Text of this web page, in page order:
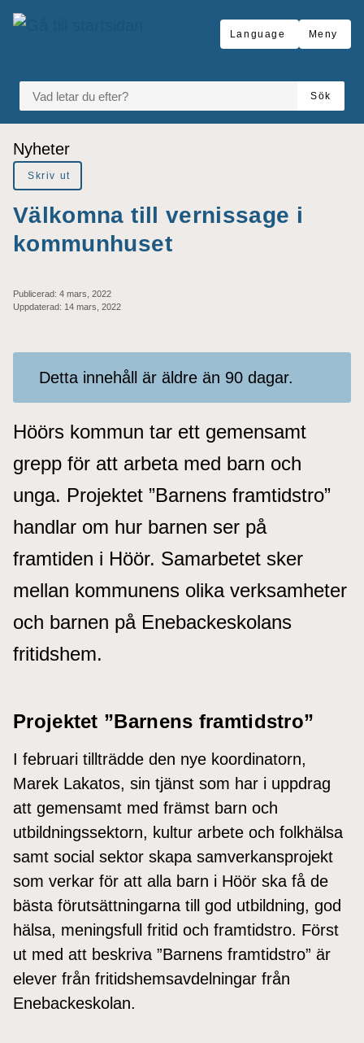
Gå till innehåll
Language Meny
VAD LETAR DU EFTER?
Sök
Du är här:
Nyheter
Skriv ut
Välkomna till vernissage i
kommunhuset
Publicerad: 4 mars, 2022
Uppdaterad: 14 mars, 2022
Detta innehåll är äldre än 90 dagar.
Höörs kommun tar ett gemensamt
grepp för att arbeta med barn och
unga. Projektet ”Barnens framtidstro”
handlar om hur barnen ser på
framtiden i Höör. Samarbetet sker
mellan kommunens olika verksamheter
och barnen på Enebackeskolans
fritidshem.
Projektet ”Barnens framtidstro”
I februari tillträdde den nye koordinatorn,
Marek Lakatos, sin tjänst som har i uppdrag
att gemensamt med främst barn och
utbildningssektorn, kultur arbete och folkhälsa
samt social sektor skapa samverkansprojekt
som verkar för att alla barn i Höör ska få de
bästa förutsättningarna till god utbildning, god
hälsa, meningsfull fritid och framtidstro. Först
ut med att beskriva ”Barnens framtidstro” är
elever från fritidshemsavdelningar från
Enebackeskolan.